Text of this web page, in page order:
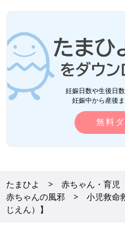
妊娠日数や生後日
妊娠中から産後
無料
たまひよ 赤ちゃん・育児
赤ちゃんの風邪
小児救命
じえん）】